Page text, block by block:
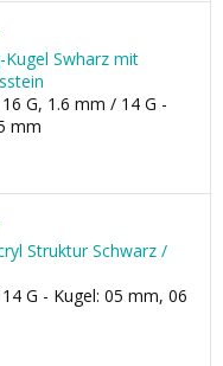
Kugel Swharz mit
G, 1.6 mm / 14 G -
mm
Struktur Schwarz /
G - Kugel: 05 mm, 06